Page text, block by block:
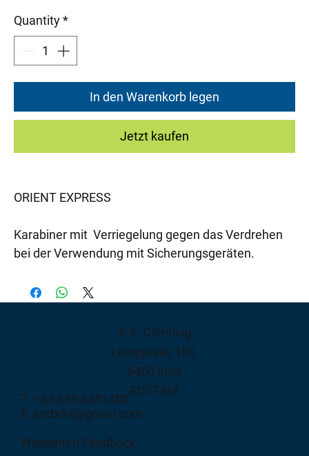
Quantity*
In den Warenkorb legen
Jetzt kaufen
ORIENT EXPRESS
Karabiner mit Verriegelung gegen das Verdrehen
bei der Verwendung mit Sicherungsgeräten.
A.K. Climbing
Langgasse 106
6460 Imst
AUSTRIA
T: +43 650 6451400
E: andx84@gmail.com
Webseiten Feedback